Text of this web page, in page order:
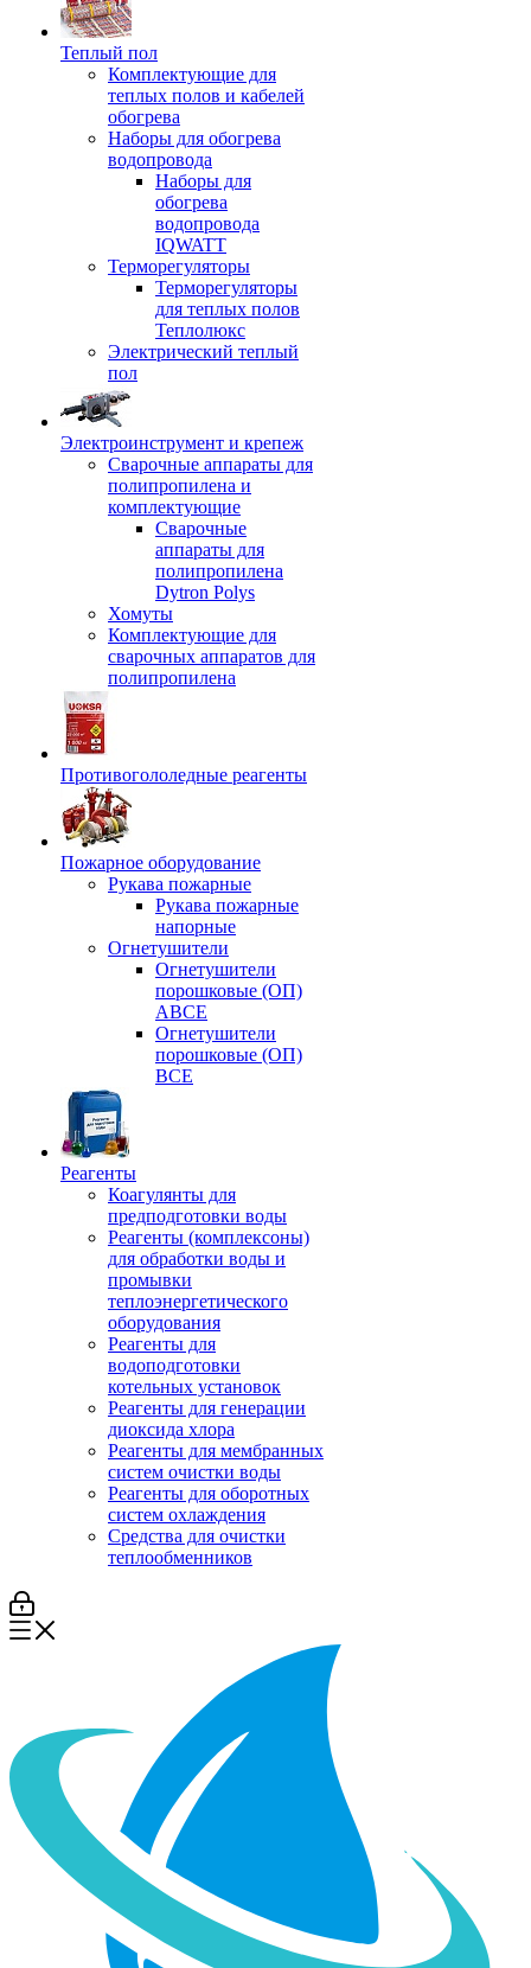
Теплый пол
Комплектующие для
теплых полов и кабелей
обогрева
Наборы для обогрева
водопровода
Наборы для
обогрева
водопровода
IQWATT
Терморегуляторы
Терморегуляторы
для теплых полов
Теплолюкс
Электрический теплый
пол
Электроинструмент и крепеж
Сварочные аппараты для
полипропилена и
комплектующие
Сварочные
аппараты для
полипропилена
Dytron Polys
Хомуты
Комплектующие для
сварочных аппаратов для
полипропилена
Противогололедные реагенты
Пожарное оборудование
Рукава пожарные
Рукава пожарные
напорные
Огнетушители
Огнетушители
порошковые (ОП)
АВСЕ
Огнетушители
порошковые (ОП)
ВСЕ
Реагенты
Коагулянты для
предподготовки воды
Реагенты (комплексоны)
для обработки воды и
промывки
теплоэнергетического
оборудования
Реагенты для
водоподготовки
котельных установок
Реагенты для генерации
диоксида хлора
Реагенты для мембранных
систем очистки воды
Реагенты для оборотных
систем охлаждения
Средства для очистки
теплообменников